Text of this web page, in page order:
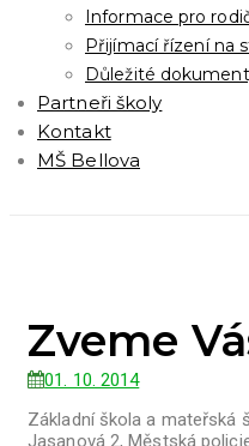
Informace pro
Přijímací řízení na
Důležité
Partneři školy
Kontakt
MŠ Bellova
Zveme
01. 10. 2014
Základní škola a mateřská
Jasanová 2,Městská